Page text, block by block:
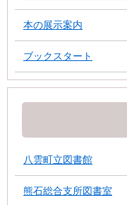
本の展示案内
ブックスタート
八雲町立図書館
熊石総合支所図書室